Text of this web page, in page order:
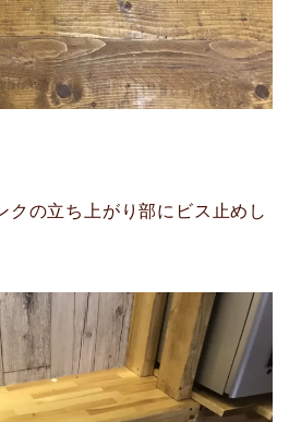
クの立ち上がり部にビス止めし